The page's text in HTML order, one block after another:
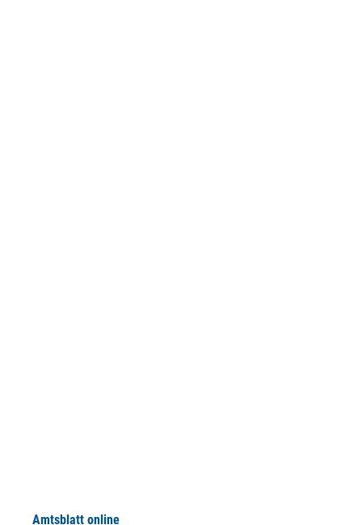
Amtsblatt online